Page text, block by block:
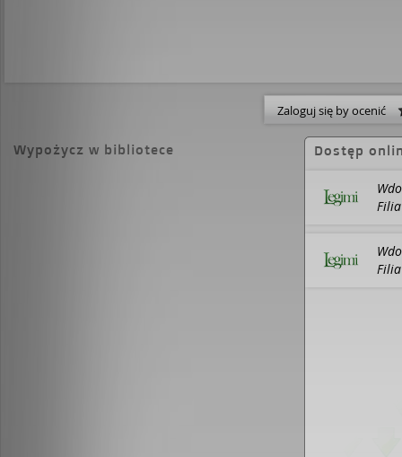
spontaniczny i romantyczny. A przede
szczery. Roger sądzi, że jestem zamożną,
Myli się oczywiście, bo nie wie o mnie
pewnej nocy, kiedy leżymy przytuleni w
coś, co mrozi mi krew w żyłach.
wszystko, by moja przeszłość mnie nie
Roger naprawdę jest tym, za kogo się
oszałamiających zwrotów akcji,.
Zaloguj się by ocenić
Wypożycz w bibliotece Dostęp